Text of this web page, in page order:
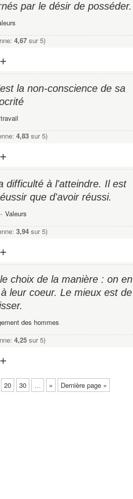
par le désir de posséder.
4,67 sur 5)
la non-conscience de sa
4,83sur 5)
difficulté à l'atteindre. Il est
que d'avoir réussi.
− Valeurs
3,94sur 5)
choix de la manière : on en
leur coeur. Le mieux est de
des hommes
4,25 sur 5)
20 30 … » Dernière page »